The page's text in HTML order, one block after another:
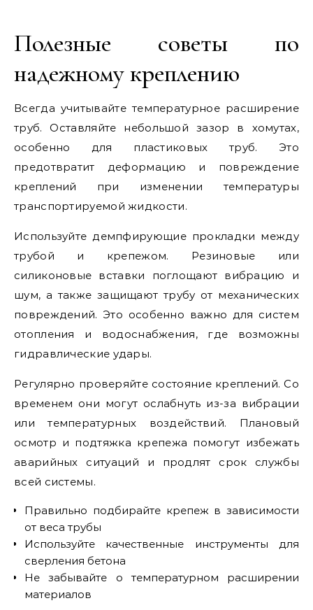
Полезные советы по
надежному креплению
Всегда учитывайте температурное расширение
труб. Оставляйте небольшой зазор в хомутах,
особенно для пластиковых труб. Это
предотвратит деформацию и повреждение
креплений при изменении температуры
транспортируемой жидкости.
Используйте демпфирующие прокладки между
трубой и крепежом. Резиновые или
силиконовые вставки поглощают вибрацию и
шум, а также защищают трубу от механических
повреждений. Это особенно важно для систем
отопления и водоснабжения, где возможны
гидравлические удары.
Регулярно проверяйте состояние креплений. Со
временем они могут ослабнуть из-за вибрации
или температурных воздействий. Плановый
осмотр и подтяжка крепежа помогут избежать
аварийных ситуаций и продлят срок службы
всей системы.
Правильно подбирайте крепеж в зависимости
от веса трубы
Используйте качественные инструменты для
сверления бетона
Не забывайте о температурном расширении
материалов